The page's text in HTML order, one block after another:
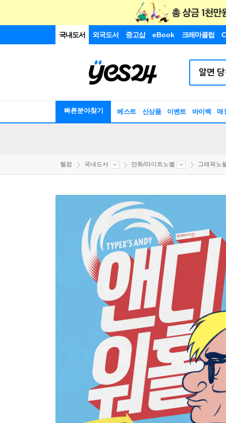
국내도서 외국도서 중고샵 eBook 크레마클럽
빠른분야찾기 베스트 신상품 이벤트 바이백 매
웰컴 국내도서 만화/라이트노벨 그래픽노